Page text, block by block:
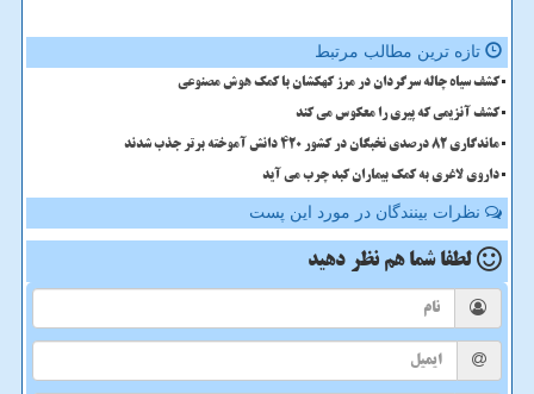
تازه ترین مطالب مرتبط
کشف سیاه چاله سرگردان در مرز کهکشان با کمک هوش مصنوعی
کشف آنزیمی که پیری را معکوس می کند
ماندگاری 82 درصدی نخبگان در کشور 420 دانش آموخته برتر جذب شدند
داروی لاغری به کمک بیماران کبد چرب می آید
نظرات بینندگان در مورد این پست
لطفا شما هم نظر دهید